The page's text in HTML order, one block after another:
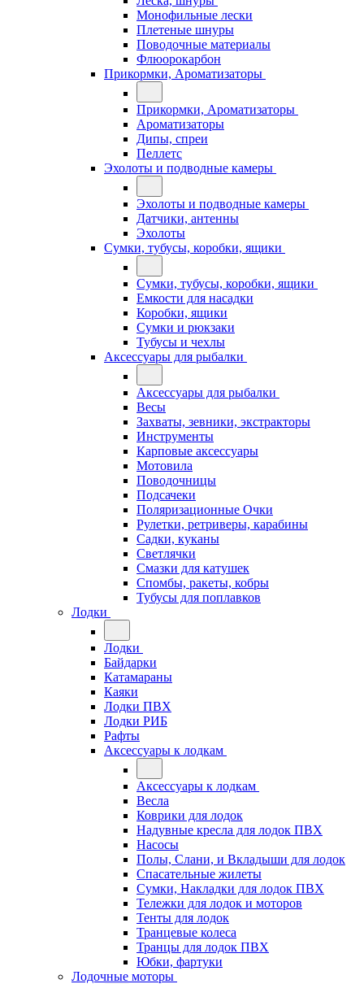
Монофильные лески
Плетеные шнуры
Поводочные материалы
Флюорокарбон
Прикормки, Ароматизаторы
Прикормки, Ароматизаторы
Ароматизаторы
Дипы, спреи
Пеллетс
Эхолоты и подводные камеры
Эхолоты и подводные камеры
Датчики, антенны
Эхолоты
Сумки, тубусы, коробки, ящики
Сумки, тубусы, коробки, ящики
Емкости для насадки
Коробки, ящики
Сумки и рюкзаки
Тубусы и чехлы
Аксессуары для рыбалки
Аксессуары для рыбалки
Весы
Захваты, зевники, экстракторы
Инструменты
Карповые аксессуары
Мотовила
Поводочницы
Подсачеки
Поляризационные Очки
Рулетки, ретриверы, карабины
Садки, куканы
Светлячки
Смазки для катушек
Спомбы, ракеты, кобры
Тубусы для поплавков
Лодки
Лодки
Байдарки
Катамараны
Каяки
Лодки ПВХ
Лодки РИБ
Рафты
Аксессуары к лодкам
Аксессуары к лодкам
Весла
Коврики для лодок
Надувные кресла для лодок ПВХ
Насосы
Полы, Слани, и Вкладыши для лодок
Спасательные жилеты
Сумки, Накладки для лодок ПВХ
Тележки для лодок и моторов
Тенты для лодок
Транцевые колеса
Транцы для лодок ПВХ
Юбки, фартуки
Лодочные моторы